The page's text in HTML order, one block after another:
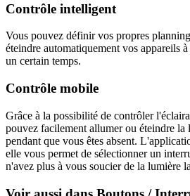
Contrôle intelligent
Vous pouvez définir vos propres
éteindre automatiquement vos appareils
un certain temps.
Contrôle mobile
Grâce à la possibilité de contrôler
pouvez facilement allumer ou éteindre la
pendant que vous êtes absent.
elle vous permet de sélectionner un
n'avez plus à vous soucier de la lumière